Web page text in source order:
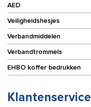
AED
Veiligheidshesjes
Verbandmiddelen
Verbandtrommels
EHBO koffer bedrukken
Klantenservice